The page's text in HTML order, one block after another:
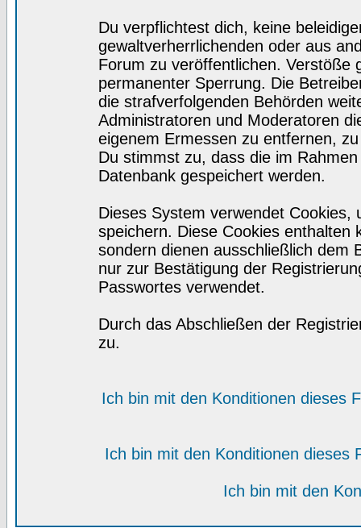
Du verpflichtest dich, keine
gewaltverherrlichenden oder aus
Forum zu veröffentlichen. Verstöße
permanenter Sperrung. Die
die strafverfolgenden Behörden
Administratoren und Moderatoren
eigenem Ermessen zu entfernen,
Du stimmst zu, dass die im
Datenbank gespeichert werden.
Dieses System verwendet
speichern. Diese Cookies enthalten
sondern dienen ausschließlich dem
nur zur Bestätigung der
Passwortes verwendet.
Durch das Abschließen der
zu.
Ich bin mit den Konditionen dieses
Ich bin mit den Konditionen dieses
Ich bin mit den